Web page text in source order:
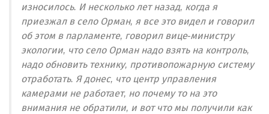
износилось. И несколько лет назад, когда я
приезжал в село Орман, я все это видел и говорил
об этом в парламенте, говорил вице-министру
экологии, что село Орман надо взять на контроль,
надо обновить технику, противопожарную систему
отработать. Я донес, что центр управления
камерами не работает, но почему то на это
внимания не обратили, и вот что мы получили как